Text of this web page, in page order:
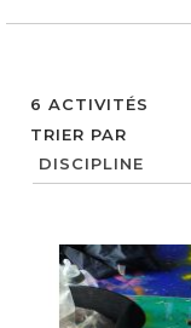
6 ACTIVITÉS
TRIER PAR